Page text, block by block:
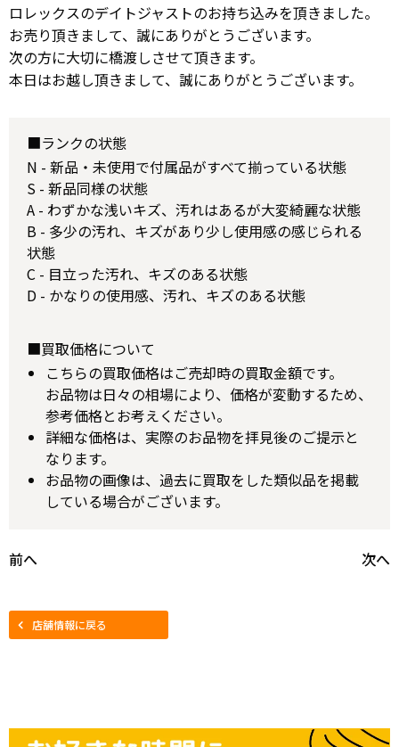
ロレックスのデイトジャストのお持ち込みを頂きました。
お売り頂きまして、誠にありがとうございます。
次の方に大切に橋渡しさせて頂きます。
本日はお越し頂きまして、誠にありがとうございます。
■ランクの状態
N - 新品・未使用で付属品がすべて揃っている状態
S - 新品同様の状態
A - わずかな浅いキズ、汚れはあるが大変綺麗な状態
B - 多少の汚れ、キズがあり少し使用感の感じられる
状態
C - 目立った汚れ、キズのある状態
D - かなりの使用感、汚れ、キズのある状態
■買取価格について
こちらの買取価格はご売却時の買取金額です。
お品物は日々の相場により、価格が変動するため、
参考価格とお考えください。
詳細な価格は、実際のお品物を拝見後のご提示と
なります。
お品物の画像は、過去に買取をした類似品を掲載
している場合がございます。
前へ 次へ
店舗情報に戻る